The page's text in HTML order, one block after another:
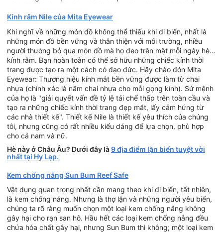
Kính râm Nile của Mita Eyewear
Khi nghĩ về những món đồ không thể thiếu khi đi biển, nhất là
những món đồ bền vững và thân thiện với môi trường, nhiều
người thường bỏ qua món đồ mà họ đeo trên mặt mỗi ngày hè…
kính râm. Bạn hoàn toàn có thể sở hữu những chiếc kính thời
trang được tạo ra một cách có đạo đức. Hãy chào đón Mita
Eyewear: Thương hiệu kính mắt bền vững được làm từ chai
nhựa (chính xác là năm chai nhựa cho mỗi gọng kính). Sứ mệnh
của họ là "giải quyết vấn đề tỷ lệ tái chế thấp trên toàn cầu và
tạo ra những chiếc kính thời trang đẹp mắt, lấy cảm hứng từ
các nhà thiết kế". Thiết kế Nile là thiết kế yêu thích của chúng
tôi, nhưng cũng có rất nhiều kiểu dáng để lựa chọn, phù hợp
cho cả nam và nữ.
Hè này ở Châu Âu? Dưới đây là9 địa điểm lặn biển tuyệt vời
nhất tại Hy Lạp.
Kem chống nắng Sun Bum Reef Safe
Vật dụng quan trọng nhất cần mang theo khi đi biển, tất nhiên,
là kem chống nắng. Nhưng là thợ lặn và những người yêu biển,
chúng ta rõ ràng muốn chọn một loại kem chống nắng không
gây hại cho rạn san hô. Hầu hết các loại kem chống nắng đều
chứa hóa chất gây hại, nhưng Sun Bum thì không; một loại kem